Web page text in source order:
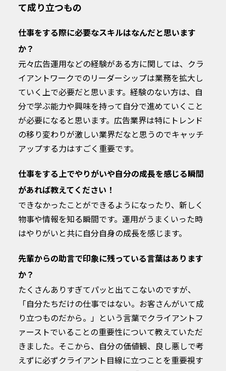
て成り立つもの
仕事をする際に必要なスキルはなんだと思います
か？
元々広告運用などの経験がある方に関しては、クラ
イアントワークでのリーダーシップは業務を拡大し
ていく上で必要だと思います。経験のない方は、自
分で学ぶ能力や興味を持って自分で進めていくこと
が必要になると思います。広告業界は特にトレンド
の移り変わりが激しい業界だなと思うのでキャッチ
アップする力はすごく重要です。
仕事をする上でやりがいや自分の成長を感じる瞬間
があれば教えてください！
できなかったことができるようになったり、新しく
物事や情報を知る瞬間です。運用がうまくいった時
はやりがいと共に自分自身の成長を感じます。
先輩からの助言で印象に残っている言葉はあります
か？
たくさんありすぎてパッと出てこないのですが、
「自分たちだけの仕事ではない。お客さんがいて成
り立つものだから。」という言葉でクライアントフ
ァーストでいることの重要性について教えていただ
きました。そこから、自分の価値観、良し悪しで考
えずに必ずクライアント目線に立つことを重要視す